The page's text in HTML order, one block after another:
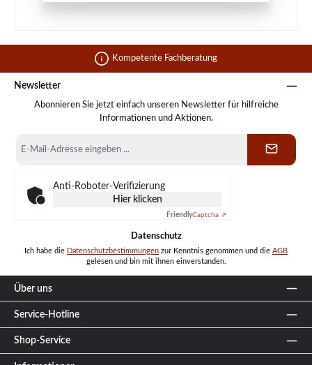
Kompetente Fachberatung
Newsletter
Abonnieren Sie jetzt einfach unseren Newsletter für hilfreiche
Informationen und Aktionen.
Mail-
Anti-Roboter-Verifizierung
Hier klicken
FriendlyCaptcha ⇗
Datenschutz
Ich habe die Datenschutzbestimmungen zur Kenntnis genommen und die AGB
gelesen und bin mit ihnen einverstanden.
Über uns
Service-Hotline
Shop-Service